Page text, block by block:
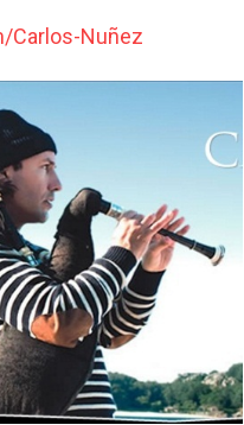
Carlos-Nuñez